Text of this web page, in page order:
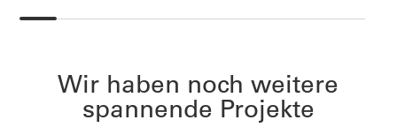
Wir haben noch weitere
spannende Projekte